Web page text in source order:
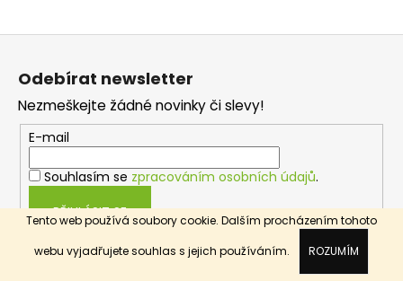
Tento web používá soubory cookie. Dalším procházením tohoto
webu vyjadřujete souhlas s jejich používáním.
ROZUMÍM
u
Z
Odebírat newsletter
Nezmeškejte žádné novinky či slevy!
E-mail
Souhlasím se zpracováním osobních údajů.
PŘIHLÁSIT SE